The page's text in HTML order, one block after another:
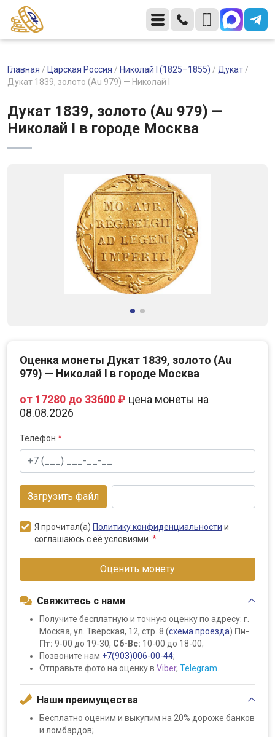
Главная / Царская Россия / Николай I (1825–1855) / Дукат /
Дукат 1839, золото (Au 979) — Николай I
Дукат 1839, золото (Au 979) —
Николай I в городе Москва
Оценка монеты Дукат 1839, золото (Au
979) — Николай I в городе Москва
от 17280 до 33600 ₽ цена монеты на
08.08.2026
Телефон *
Загрузить файл
Я прочитал(а) Политику конфиденциальности и
соглашаюсь с её условиями. *
Оценить монету
Свяжитесь с нами
Получите бесплатную и точную оценку по адресу: г.
Москва, ул. Тверская, 12, стр. 8 (схема проезда) Пн-
Пт: 9-00 до 19-30, Сб-Вс: 10-00 до 18-00;
Позвоните нам +7(903)006-00-44;
Отправьте фото на оценку в Viber, Telegram.
Наши преимущества
Бесплатно оценим и выкупим на 20% дороже банков
и ломбардов;